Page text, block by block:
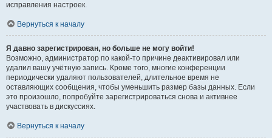
исправления настроек.
Вернуться к началу
Я давно зарегистрирован, но больше не могу войти!
Возможно, администратор по какой-то причине деактивировал или
удалил вашу учётную запись. Кроме того, многие конференции
периодически удаляют пользователей, длительное время не
оставляющих сообщения, чтобы уменьшить размер базы данных. Если
это произошло, попробуйте зарегистрироваться снова и активнее
участвовать в дискуссиях.
Вернуться к началу